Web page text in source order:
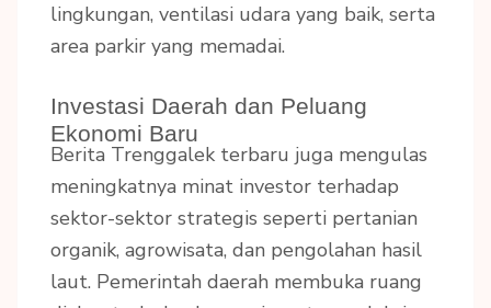
lingkungan, ventilasi udara yang baik, serta
area parkir yang memadai.
Investasi Daerah dan Peluang
Ekonomi Baru
Berita Trenggalek terbaru juga mengulas
meningkatnya minat investor terhadap
sektor-sektor strategis seperti pertanian
organik, agrowisata, dan pengolahan hasil
laut. Pemerintah daerah membuka ruang